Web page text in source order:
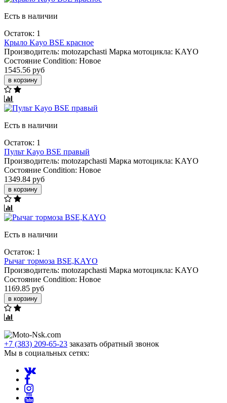
Есть в наличии
Остаток: 1
Крыло Kayo BSE красное
Производитель: motozapchasti Марка мотоцикла: KAYO
Состояние Condition: Новое
1545.56 руб
в корзину
Есть в наличии
Остаток: 1
Пульт Kayo BSE правый
Производитель: motozapchasti Марка мотоцикла: KAYO
Состояние Condition: Новое
1349.84 руб
в корзину
Есть в наличии
Остаток: 1
Рычаг тормоза BSE,KAYO
Производитель: motozapchasti Марка мотоцикла: KAYO
Состояние Condition: Новое
1169.85 руб
в корзину
+7 (383) 209-65-23 заказать обратный звонок
Мы в социальных сетях: